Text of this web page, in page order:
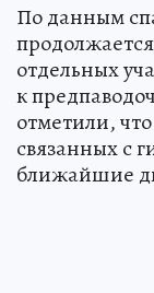
По данным
отдельных
к
отметили,
связанных с
ближайшие